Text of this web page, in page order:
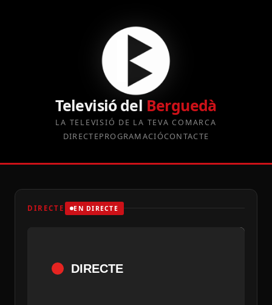
Televisió del Berguedà
LA TELEVISIÓ DE LA TEVA COMARCA
DIRECTEPROGRAMACIÓCONTACTE
DIRECTE EN DIRECTE
DIRECTE